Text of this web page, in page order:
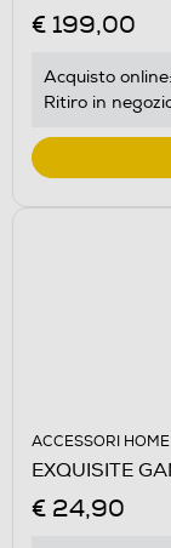
€ 199,00
Acquisto online:
Ritiro in
ACCESSORI
EXQUISITE
€ 24,90